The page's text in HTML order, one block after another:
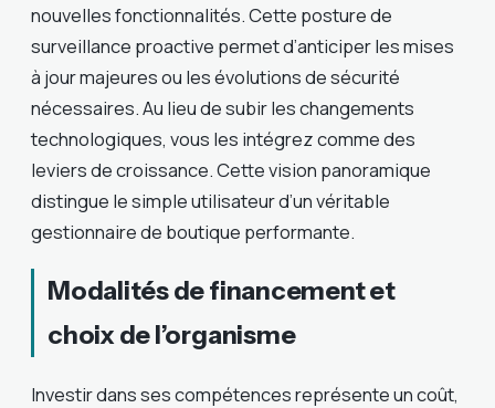
nouvelles fonctionnalités. Cette posture de
surveillance proactive permet d’anticiper les mises
à jour majeures ou les évolutions de sécurité
nécessaires. Au lieu de subir les changements
technologiques, vous les intégrez comme des
leviers de croissance. Cette vision panoramique
distingue le simple utilisateur d’un véritable
gestionnaire de boutique performante.
Modalités de financement et
choix de l’organisme
Investir dans ses compétences représente un coût,